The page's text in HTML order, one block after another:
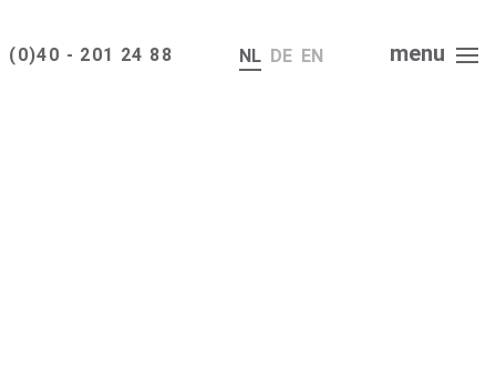
(0)40 - 201 24 88 NL DE EN menu